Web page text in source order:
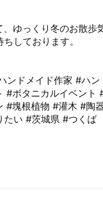
ゆっくり冬のお散歩
しております。
ンドメイド作家 #ハ
#ボタニカルイベン
#塊根植物 #灌木 #陶
たい #茨城県 #つくば